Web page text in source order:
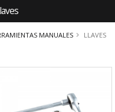
MANUALES LLAVES